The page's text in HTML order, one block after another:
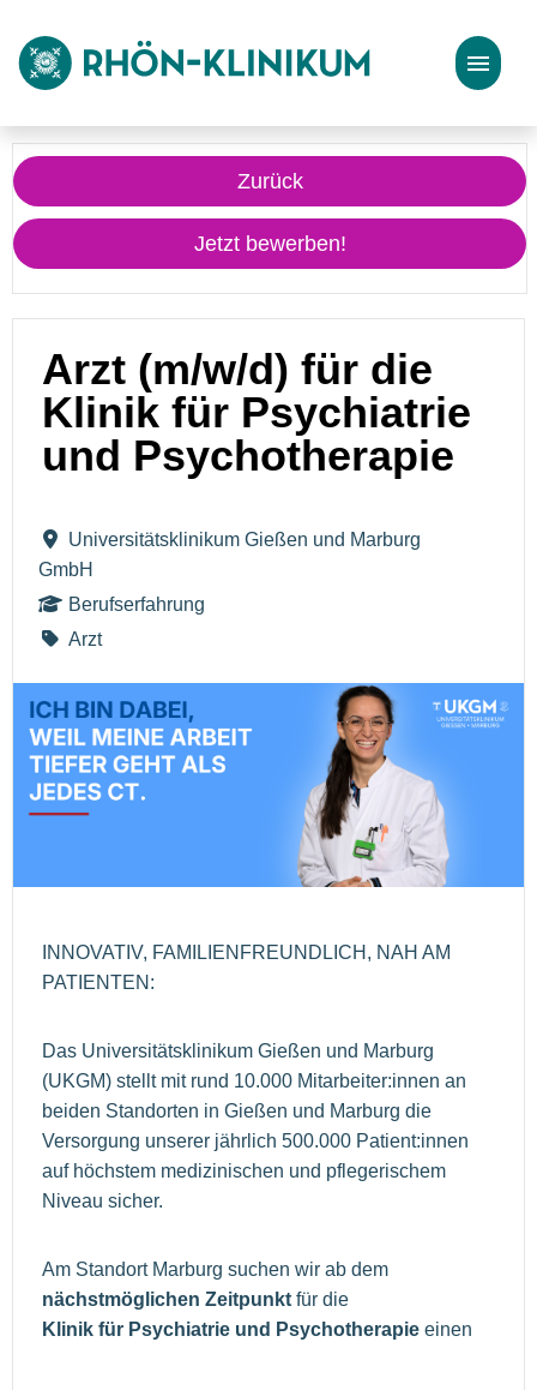
Stellenangebote
Bewerbungstipps
Zurück
Jetzt bewerben!
Arzt (m/w/d) für die
Klinik für Psychiatrie
und Psychotherapie
Universitätsklinikum Gießen und Marburg
GmbH
Berufserfahrung
Arzt
INNOVATIV, FAMILIENFREUNDLICH, NAH AM
PATIENTEN:
Das Universitätsklinikum Gießen und Marburg
(UKGM) stellt mit rund 10.000 Mitarbeiter:innen an
beiden Standorten in Gießen und Marburg die
Versorgung unserer jährlich 500.000 Patient:innen
auf höchstem medizinischen und pflegerischem
Niveau sicher.
Am Standort Marburg suchen wir ab dem
nächstmöglichen Zeitpunkt für die
Klinik für Psychiatrie und Psychotherapie einen